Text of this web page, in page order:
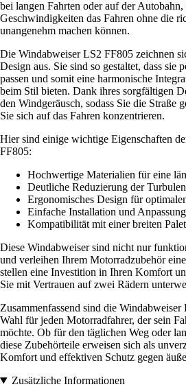
bei langen Fahrten oder auf der
Geschwindigkeiten das Fahren ohne die
unangenehm machen können.
Die Windabweiser LS2 FF805 zeichnen
Design aus. Sie sind so gestaltet, dass sie
passen und somit eine harmonische
beim Stil bieten. Dank ihres sorgfältigen
den Windgeräusch, sodass Sie die Straße
Sie sich auf das Fahren konzentrieren.
Hier sind einige wichtige Eigenschaften
FF805:
Hochwertige Materialien für eine
Deutliche Reduzierung der
Ergonomisches Design für
Einfache Installation und Anpassung
Kompatibilität mit einer breiten
Diese Windabweiser sind nicht nur
und verleihen Ihrem Motorradzubehör
stellen eine Investition in Ihren Komfort
Sie mit Vertrauen auf zwei Rädern
Zusammenfassend sind die
Wahl für jeden Motorradfahrer, der sein
möchte. Ob für den täglichen Weg oder
diese Zubehörteile erweisen sich als
Komfort und effektiven Schutz gegen
Zusätzliche Informationen